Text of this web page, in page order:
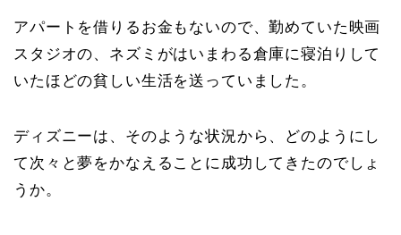
アパートを借りるお金もないので、勤めていた映画
スタジオの、ネズミがはいまわる倉庫に寝泊りして
いたほどの貧しい生活を送っていました。
ディズニーは、そのような状況から、どのようにし
て次々と夢をかなえることに成功してきたのでしょ
うか。